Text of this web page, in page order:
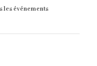
!
les événements